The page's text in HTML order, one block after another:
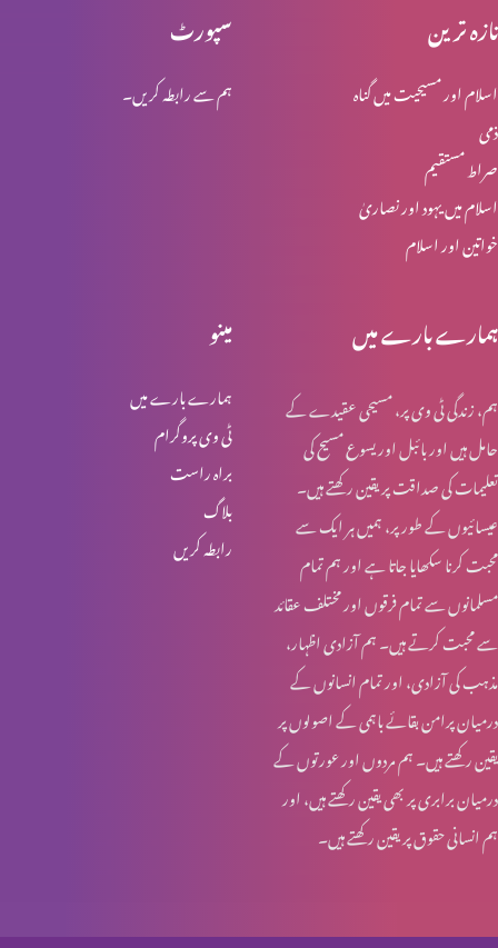
یسوع – ہماری زندہ امید
تجسمِ نورِ جہاں
ایمانویل: خدا ہمارے ساتھ
عیدِ میلادِ مسیح: مبارکباد
سپورٹ
ہم سے رابطہ کریں۔
تازہ ترین
اسلام اور مسیحیت میں گناہ
ذمی
صراط مستقیم
اسلام میں یہود اور نصاریٰ
خواتین اور اسلام
مینو
ہمارے بارے میں
ٹی وی پروگرام
براہ راست
بلاگ
رابطہ کریں
ہمارے بارے میں
ہم، زندگی ٹی وی پر، مسیحی عقیدے کے
حامل ہیں اور بائبل اور یسوع مسیح کی
تعلیمات کی صداقت پر یقین رکھتے ہیں۔
عیسائیوں کے طور پر، ہمیں ہر ایک سے
محبت کرنا سکھایا جاتا ہے اور ہم تمام
مسلمانوں سے تمام فرقوں اور مختلف عقائد
سے محبت کرتے ہیں۔ ہم آزادی اظہار،
مذہب کی آزادی، اور تمام انسانوں کے
درمیان پرامن بقائے باہمی کے اصولوں پر
یقین رکھتے ہیں۔ ہم مردوں اور عورتوں کے
درمیان برابری پر بھی یقین رکھتے ہیں، اور
ہم انسانی حقوق پر یقین رکھتے ہیں۔